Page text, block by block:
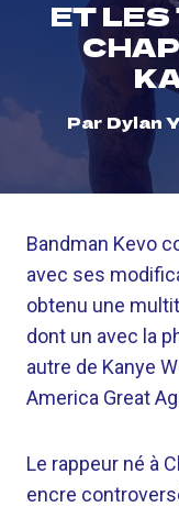
ET LES
Par Dylan
Bandman Kevo
avec ses
obtenu une
dont un avec la
autre de Kanye
America Great
Le rappeur né à
encre